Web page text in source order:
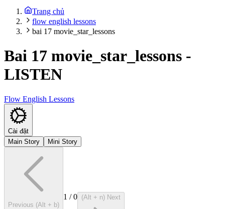
Trang chủ
flow english lessons
bai 17 movie_star_lessons
Bai 17 movie_star_lessons -
LISTEN
Flow English Lessons
Cài đặt
Main Story
Mini Story
Previous (Alt + b)
1 /0 (Alt + n) Next